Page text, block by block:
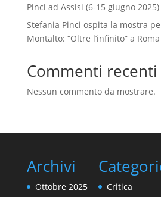
Pinci ad Assisi (6-15 giugno 2025)
Stefania Pinci ospita la mostra
Montalto: “Oltre l’infinito” a Roma
Commenti recenti
Nessun commento da mostrare.
Archivi
Ottobre 2025
Critica